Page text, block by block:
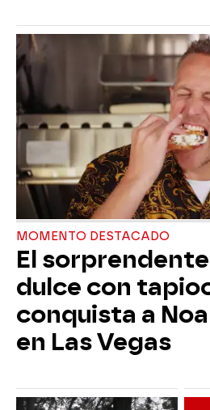
MOMENTO DESTACADO
El
dulce con
conquista a
en Las Vegas